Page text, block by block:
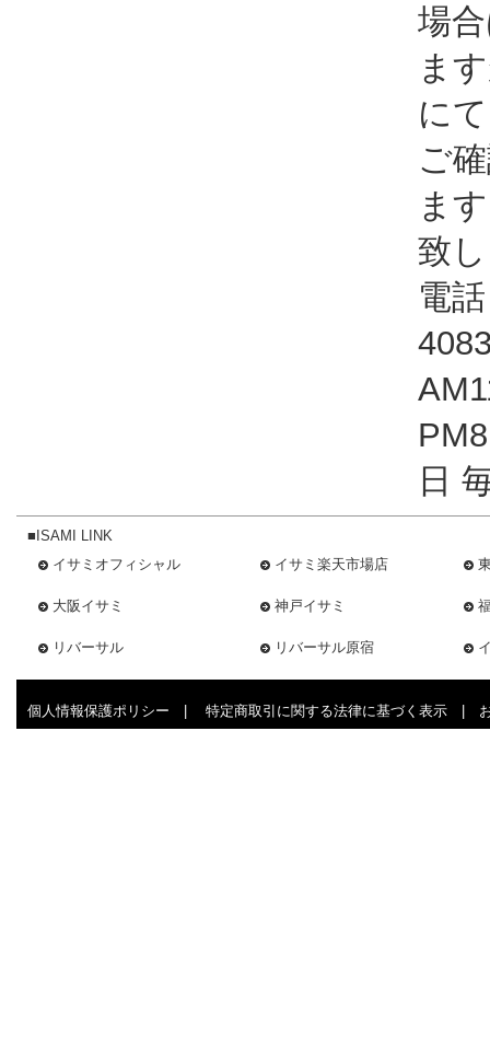
場
ま
に
ご
ま
致
電
日
■ISAMI LINK
イサミオフィシャル
イサミ楽天市場店
大阪イサミ 神戸イサミ
リバーサル リバーサル原宿
個人情報保護ポリシー 特定商取引に関する法律に基づく表示